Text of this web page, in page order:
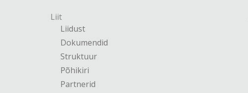
Liit
Liidust
Dokumendid
Struktuur
Põhikiri
Partnerid